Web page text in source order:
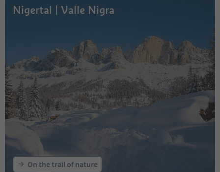
Nigertal | Valle Nigra
On the trail of nature